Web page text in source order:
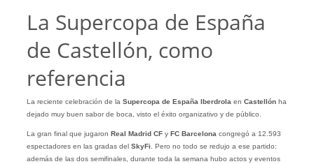
La Supercopa de España
de Castellón, como
referencia
La reciente celebración de la Supercopa de España Iberdrola en Castellónha
dejado muy buen sabor de boca, visto el éxito organizativo y de público.
La gran final que jugaron Real Madrid CF y FC Barcelona congregó a 12.593
espectadores en las gradas del SkyFi . Pero no todo se redujo a ese partido:
además de las dos semifinales, durante toda la semana hubo actos y eventos